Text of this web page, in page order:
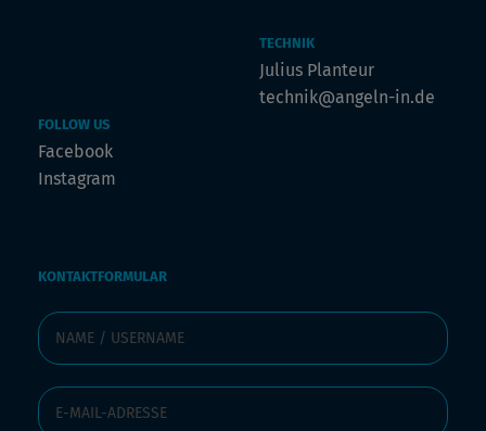
TECHNIK
Julius Planteur
technik@angeln-in.de
FOLLOW US
Facebook
Instagram
KONTAKTFORMULAR